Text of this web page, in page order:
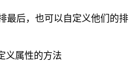
最后，也可以自定义他们的排
义属性的方法